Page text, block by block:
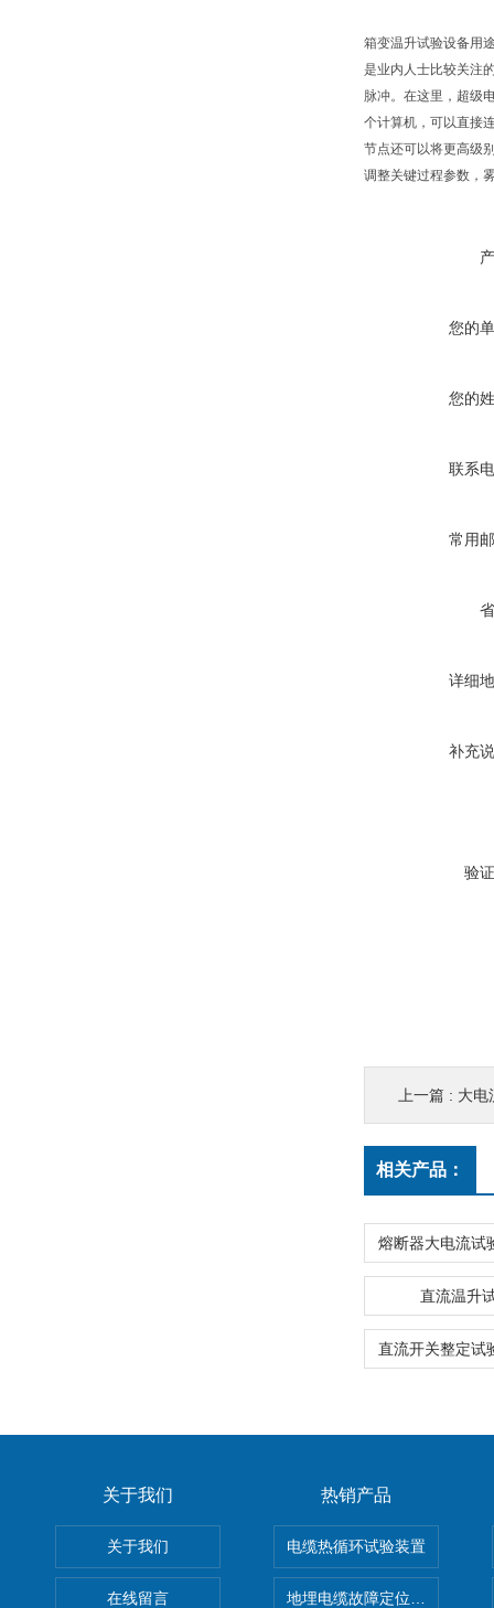
箱变温升试验设备用
是业内人士比较关注
脉冲。在这里，超级
个计算机，可以直接
节点还可以将更高级
调整关键过程参数，
您的
您的
联系
常用
详细
补充
验
上一篇 : 大电
相关产品：
直流温升
关于我们
关于我们
在线留言
热销产品
电缆热循环试验装置
地埋电缆故障定位仪 地下电